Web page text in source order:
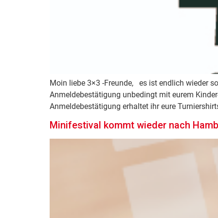
Moin liebe 3×3 -Freunde, es ist endlich wieder
Anmeldebestätigung unbedingt mit eurem
Anmeldebestätigung erhaltet ihr eure
Minifestival kommt wieder nach